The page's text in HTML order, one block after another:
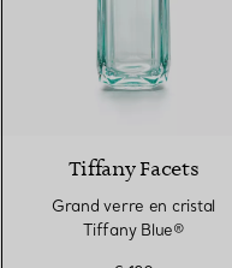
Tiffany Facets
Grand verre en cristal
Tiffany Blue®